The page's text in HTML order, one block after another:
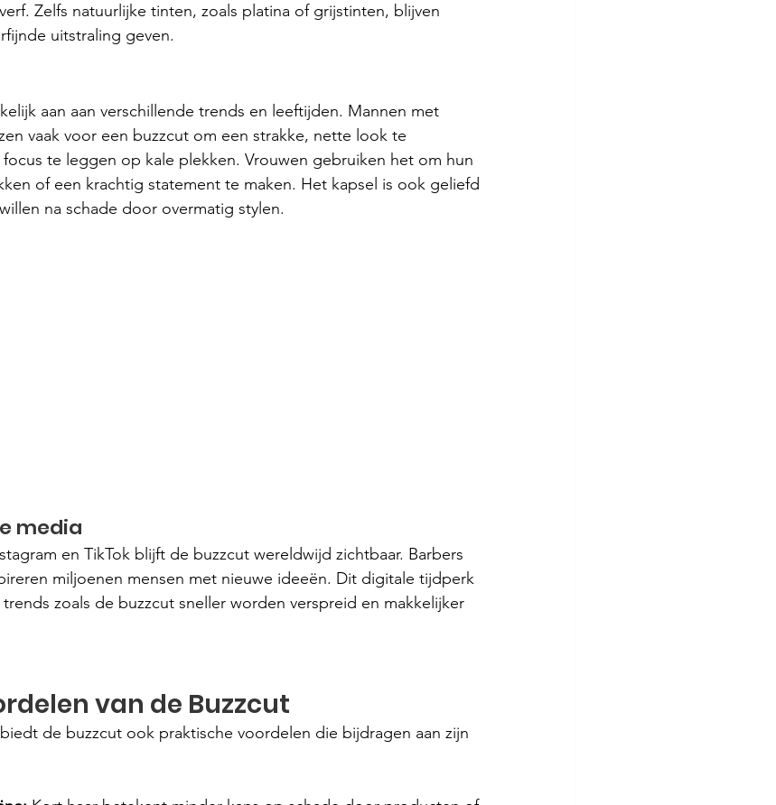
Zelfs natuurlijke tinten, zoals platina of grijstinten, blijven
uitstraling geven.
aan aan verschillende trends en leeftijden. Mannen met
vaak voor een buzzcut om een strakke, nette look te
te leggen op kale plekken. Vrouwen gebruiken het om hun
of een krachtig statement te maken. Het kapsel is ook geliefd
na schade door overmatig stylen.
media
en TikTok blijft de buzzcut wereldwijd zichtbaar. Barbers
miljoenen mensen met nieuwe ideeën. Dit digitale tijdperk
zoals de buzzcut sneller worden verspreid en makkelijker
van de Buzzcut
de buzzcut ook praktische voordelen die bijdragen aan zijn